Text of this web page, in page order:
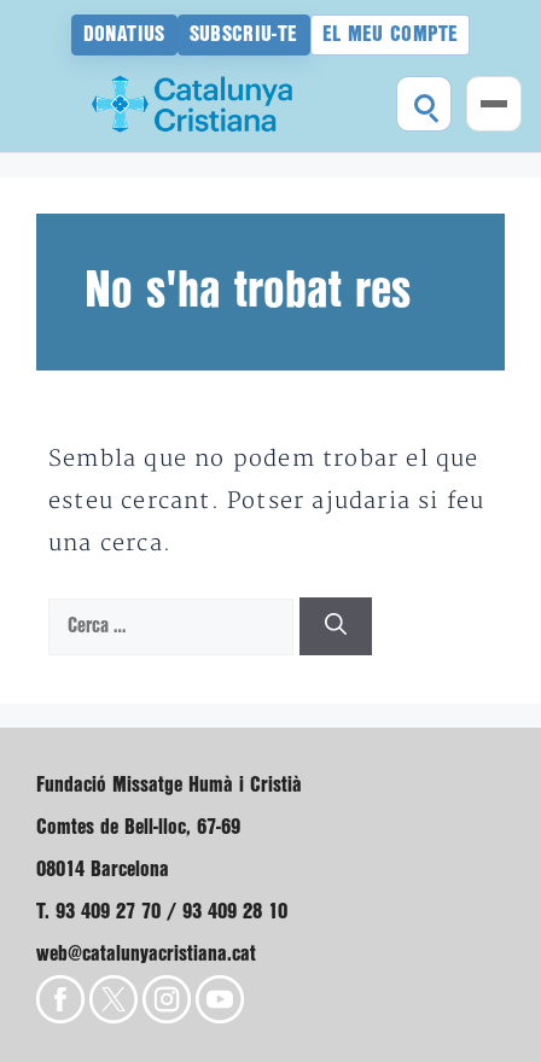
DONATIUS SUBSCRIU-TE EL MEU COMPTE
No s'ha trobat res
Sembla que no podem trobar el que
esteu cercant. Potser ajudaria si feu
una cerca.
Cerca:
Fundació Missatge Humà i Cristià
Comtes de Bell-lloc, 67-69
08014 Barcelona
T. 93 409 27 70 / 93 409 28 10
web@catalunyacristiana.cat